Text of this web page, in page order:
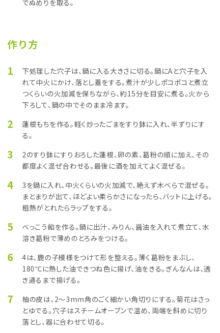
でぬめりを取る。
作り方
1
下処理した穴子は、鍋に入る大きさに切る。鍋にAと穴子を入
れて中火にかけ、落とし蓋をする。煮汁が少しポコポコと煮立
つくらいの火加減を保ちながら、約15分を目安に煮る。火から
下ろして、鍋の中でそのまま冷ます。
2
蓮根もちを作る。軽く炒ったごまをすり鉢に入れ、半ずりにす
る。
3
2のすり鉢にすりおろした蓮根、卵の素、葛粉の順に加え、その
都度よく混ぜ合わせる。最後に酒を加えてよく混ぜる。
4
3を鍋に入れ、中火くらいの火加減で、絶えず木べらで混ぜる。
まとまりが出て、ほどよい柔らかさになったら、バットに上げる。
粗熱がとれたらラップをする。
5
べっこう餡を作る。鍋に出汁、みりん、醤油を入れて煮立て、水
溶き葛粉で薄めのとろみをつける。
6
4は、鹿の子模様をつけて形を整える。薄く葛粉をまぶし、
180℃に熱した油できつね色に揚げ、油をきる。ぎんなんは、透
き通るまで揚げる。
7
柚の皮は、2〜3mm角のごく細かい角切りにする。菊花はさっ
とゆでる。穴子はスチームオーブンで温め、両端を斜めに切り
落とし、器に合わせて切る。